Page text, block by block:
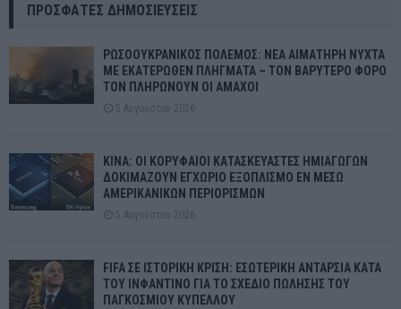
ΠΡΌΣΦΑΤΕΣ ΔΗΜΟΣΙΕΎΣΕΙΣ
ΡΩΣΟΟΥΚΡΑΝΙΚΟΣ ΠΟΛΕΜΟΣ: ΝΕΑ ΑΙΜΑΤΗΡΗ ΝΥΧΤΑ
ΜΕ ΕΚΑΤΕΡΩΘΕΝ ΠΛΗΓΜΑΤΑ – ΤΟΝ ΒΑΡΥΤΕΡΟ ΦΟΡΟ
ΤΟΝ ΠΛΗΡΩΝΟΥΝ ΟΙ ΑΜΑΧΟΙ
5 Αυγούστου 2026
ΚΙΝΑ: ΟΙ ΚΟΡΥΦΑΙΟΙ ΚΑΤΑΣΚΕΥΑΣΤΕΣ ΗΜΙΑΓΩΓΩΝ
ΔΟΚΙΜΑΖΟΥΝ ΕΓΧΩΡΙΟ ΕΞΟΠΛΙΣΜΟ ΕΝ ΜΕΣΩ
ΑΜΕΡΙΚΑΝΙΚΩΝ ΠΕΡΙΟΡΙΣΜΩΝ
5 Αυγούστου 2026
FIFA ΣΕ ΙΣΤΟΡΙΚΗ ΚΡΙΣΗ: ΕΣΩΤΕΡΙΚΗ ΑΝΤΑΡΣΙΑ ΚΑΤΑ
ΤΟΥ ΙΝΦΑΝΤΙΝΟ ΓΙΑ ΤΟ ΣΧΕΔΙΟ ΠΩΛΗΣΗΣ ΤΟΥ
ΠΑΓΚΟΣΜΙΟΥ ΚΥΠΕΛΛΟΥ